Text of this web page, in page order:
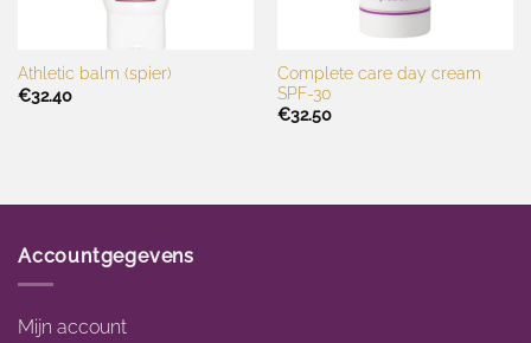
Athletic balm (spier)
€32.40
Complete care day cream
SPF-30
€32.50
Accountgegevens
Mijn account